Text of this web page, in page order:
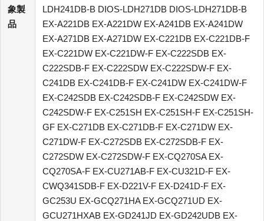
象製
品
LDH241DB-B DIOS-LDH271DB DIOS-LDH271DB-B
EX-A221DB EX-A221DW EX-A241DB EX-A241DW
EX-A271DB EX-A271DW EX-C221DB EX-C221DB-F
EX-C221DW EX-C221DW-F EX-C222SDB EX-
C222SDB-F EX-C222SDW EX-C222SDW-F EX-
C241DB EX-C241DB-F EX-C241DW EX-C241DW-F
EX-C242SDB EX-C242SDB-F EX-C242SDW EX-
C242SDW-F EX-C251SH EX-C251SH-F EX-C251SH-
GF EX-C271DB EX-C271DB-F EX-C271DW EX-
C271DW-F EX-C272SDB EX-C272SDB-F EX-
C272SDW EX-C272SDW-F EX-CQ270SA EX-
CQ270SA-F EX-CU271AB-F EX-CU321D-F EX-
CWQ341SDB-F EX-D221V-F EX-D241D-F EX-
GC253U EX-GCQ271HA EX-GCQ271UD EX-
GCU271HXAB EX-GD241JD EX-GD242UDB EX-